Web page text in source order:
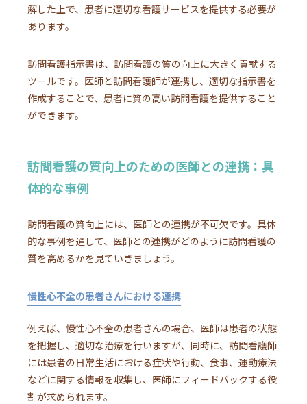
解した上で、患者に適切な看護サービスを提供する必要が
あります。
訪問看護指示書は、訪問看護の質の向上に大きく貢献する
ツールです。医師と訪問看護師が連携し、適切な指示書を
作成することで、患者に質の高い訪問看護を提供すること
ができます。
訪問看護の質向上のための医師との連携：具
体的な事例
訪問看護の質向上には、医師との連携が不可欠です。具体
的な事例を通して、医師との連携がどのように訪問看護の
質を高めるかを見ていきましょう。
慢性心不全の患者さんにおける連携
例えば、慢性心不全の患者さんの場合、医師は患者の状態
を把握し、適切な治療を行いますが、同時に、訪問看護師
には患者の日常生活における症状や行動、食事、運動療法
などに関する情報を収集し、医師にフィードバックする役
割が求められます。